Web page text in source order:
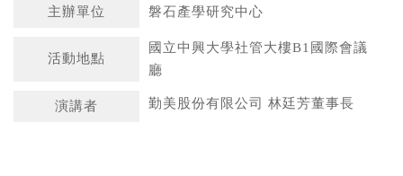
主辦單位 磐石產學研究中心
活動地點
國立中興大學社管大樓B1國際會議
廳
演講者 勤美股份有限公司 林廷芳董事長